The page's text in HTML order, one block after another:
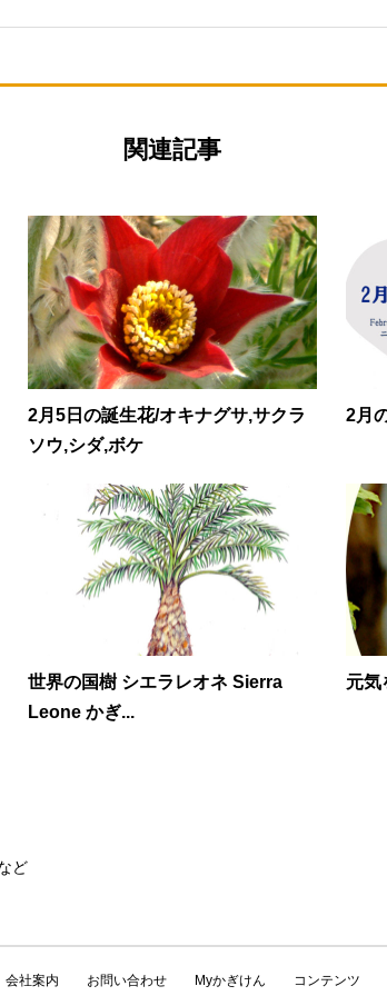
関連記事
2月5日の誕生花/オキナグサ,サクラ
ソウ,シダ,ボケ
2月
世界の国樹 シエラレオネ Sierra
Leone かぎ...
元気
ど
会社案内 お問い合わせ Myかぎけん コンテンツ